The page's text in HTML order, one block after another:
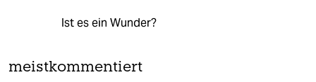
Ist es ein Wunder?
meistkommentiert